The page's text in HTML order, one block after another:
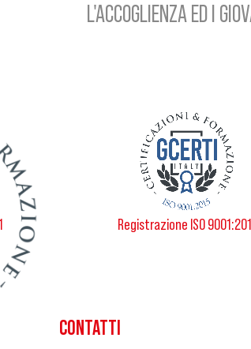
L'ACCOGLIENZA ED I
Registrazione ISO
CONTATTI